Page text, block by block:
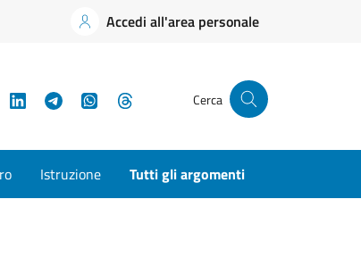
Accedi all'area personale
InstagramLinkedInTelegramWhatsApp Cerca
Istruzione Tutti gli argomenti